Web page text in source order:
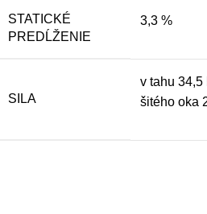
STATICKÉ
PREDĹŽENIE
3,3 %
SILA
v tahu 34,5
šitého oka